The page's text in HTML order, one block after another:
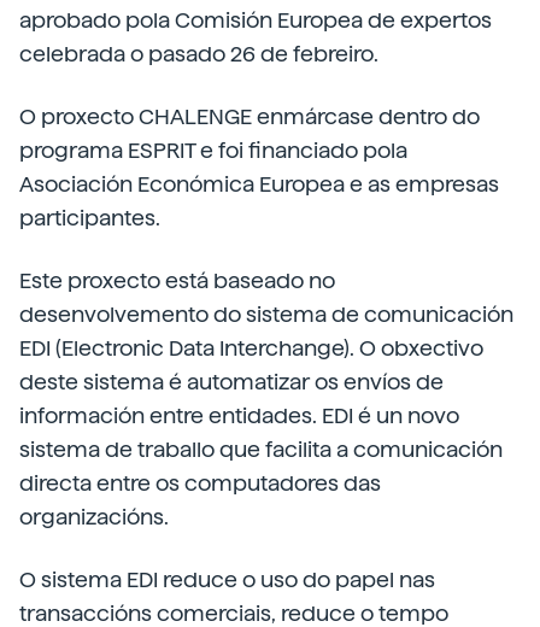
aprobado pola Comisión Europea de expertos
celebrada o pasado 26 de febreiro.
O proxecto CHALENGE enmárcase dentro do
programa ESPRIT e foi financiado pola
Asociación Económica Europea e as empresas
participantes.
Este proxecto está baseado no
desenvolvemento do sistema de comunicación
EDI (Electronic Data Interchange). O obxectivo
deste sistema é automatizar os envíos de
información entre entidades. EDI é un novo
sistema de traballo que facilita a comunicación
directa entre os computadores das
organizacións.
O sistema EDI reduce o uso do papel nas
transaccións comerciais, reduce o tempo